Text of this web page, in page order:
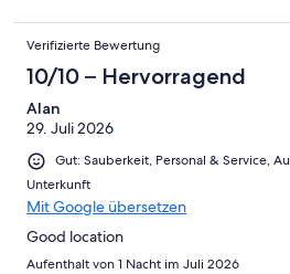
Verifizierte Bewertung
10/10 – Hervorragend
Alan
29. Juli 2026
Gut: Sauberkeit, Personal & Service,
Unterkunft
Mit Google übersetzen
Good location
Aufenthalt von 1 Nacht im Juli 2026